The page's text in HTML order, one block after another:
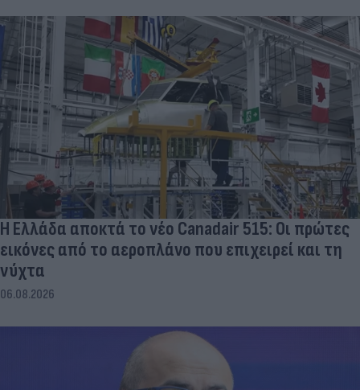
Η Ελλάδα αποκτά το νέο Canadair 515: Οι πρώτες
εικόνες από το αεροπλάνο που επιχειρεί και τη
νύχτα
06.08.2026